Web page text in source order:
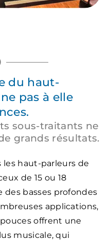
du haut-
pas à elle
sous-traitants ne
grands résultats.
les haut-parleurs de
de 15 ou 18
basses profondes
applications,
offrent une
musicale, qui